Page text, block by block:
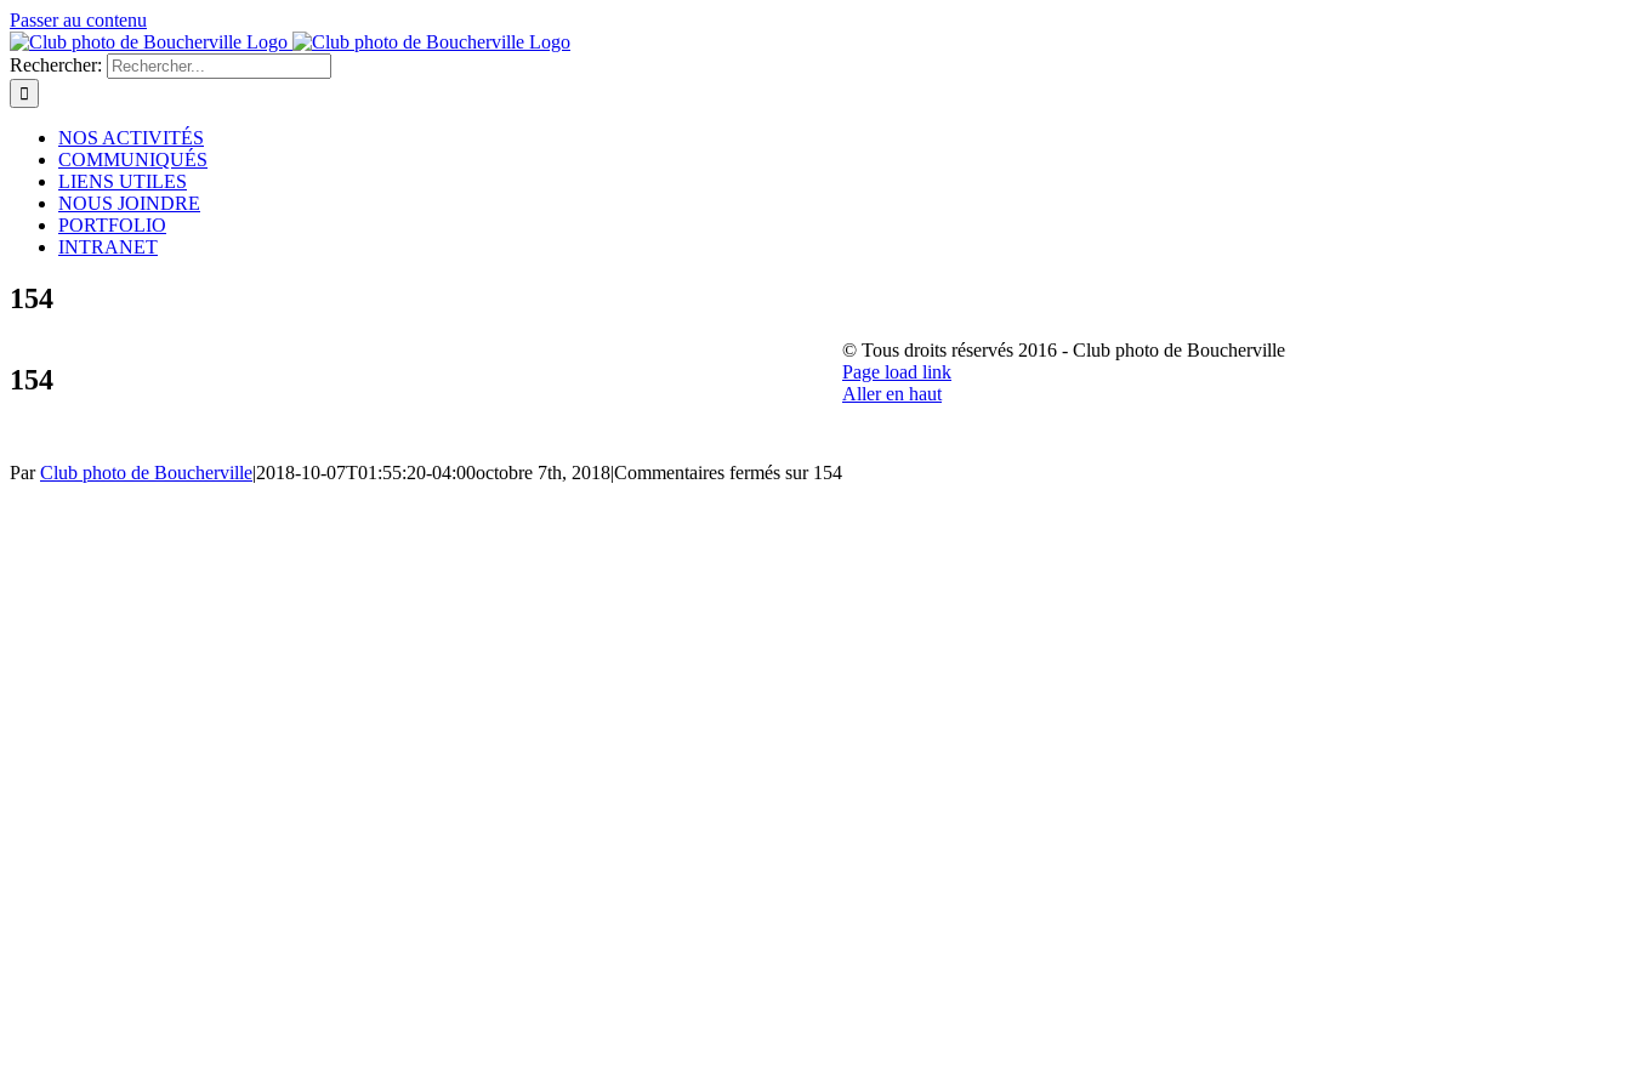
Passer au contenu
Rechercher:
NOS ACTIVITÉS
COMMUNIQUÉS
LIENS UTILES
NOUS JOINDRE
PORTFOLIO
INTRANET
154
154
ParClub photo de Boucherville|2018-10-07T01:55:20-04:00octobre 7th, 2018|Commentaires fermés sur 154
© Tous droits réservés 2016 - Club photo de Boucherville
Page load link
Aller en haut